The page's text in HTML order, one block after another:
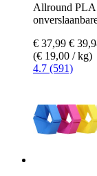
Allround PLA
€ 37,99 €
(€ 19,00 / kg)
4.7 (591)